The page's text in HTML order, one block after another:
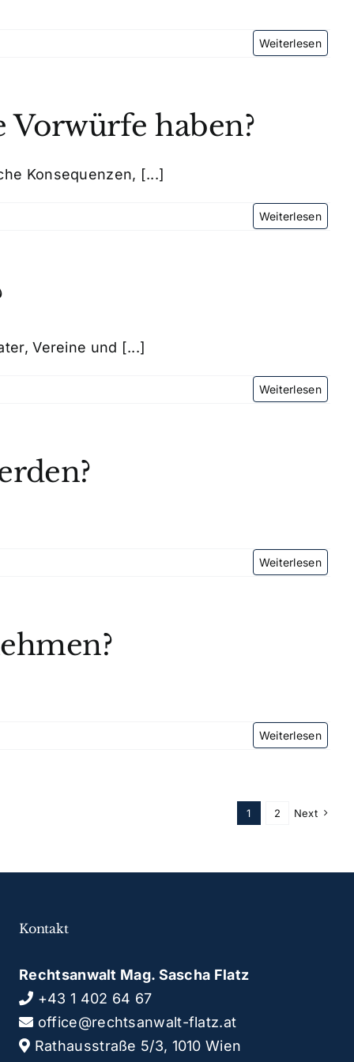
haben?
Konsequenzen, [...]
Vereine und [...]
1 2 Next
Kontakt
Rechtsanwalt Mag. Sascha Flatz
+43 1 402 64 67
office@rechtsanwalt-flatz.at
Rathausstraße 5/3, 1010 Wien